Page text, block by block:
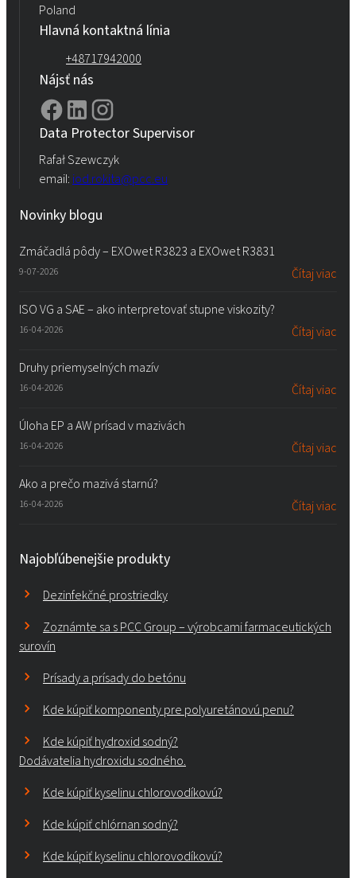
Poland
Hlavná kontaktná línia
+48717942000
Nájsť nás
Data Protector Supervisor
Rafał Szewczyk
email: iod.rokita@pcc.eu
Novinky blogu
Zmáčadlá pôdy – EXOwet R3823 a EXOwet R3831
9-07-2026 Čítaj viac
ISO VG a SAE – ako interpretovať stupne viskozity?
16-04-2026 Čítaj viac
Druhy priemyselných mazív
16-04-2026 Čítaj viac
Úloha EP a AW prísad v mazivách
16-04-2026 Čítaj viac
Ako a prečo mazivá starnú?
16-04-2026 Čítaj viac
Najobľúbenejšie produkty
Dezinfekčné prostriedky
Zoznámte sa s PCC Group – výrobcami farmaceutických
surovín
Prísady a prísady do betónu
Kde kúpiť komponenty pre polyuretánovú penu?
Kde kúpiť hydroxid sodný?
Dodávatelia hydroxidu sodného.
Kde kúpiť kyselinu chlorovodíkovú?
Kde kúpiť chlórnan sodný?
Kde kúpiť kyselinu chlorovodíkovú?